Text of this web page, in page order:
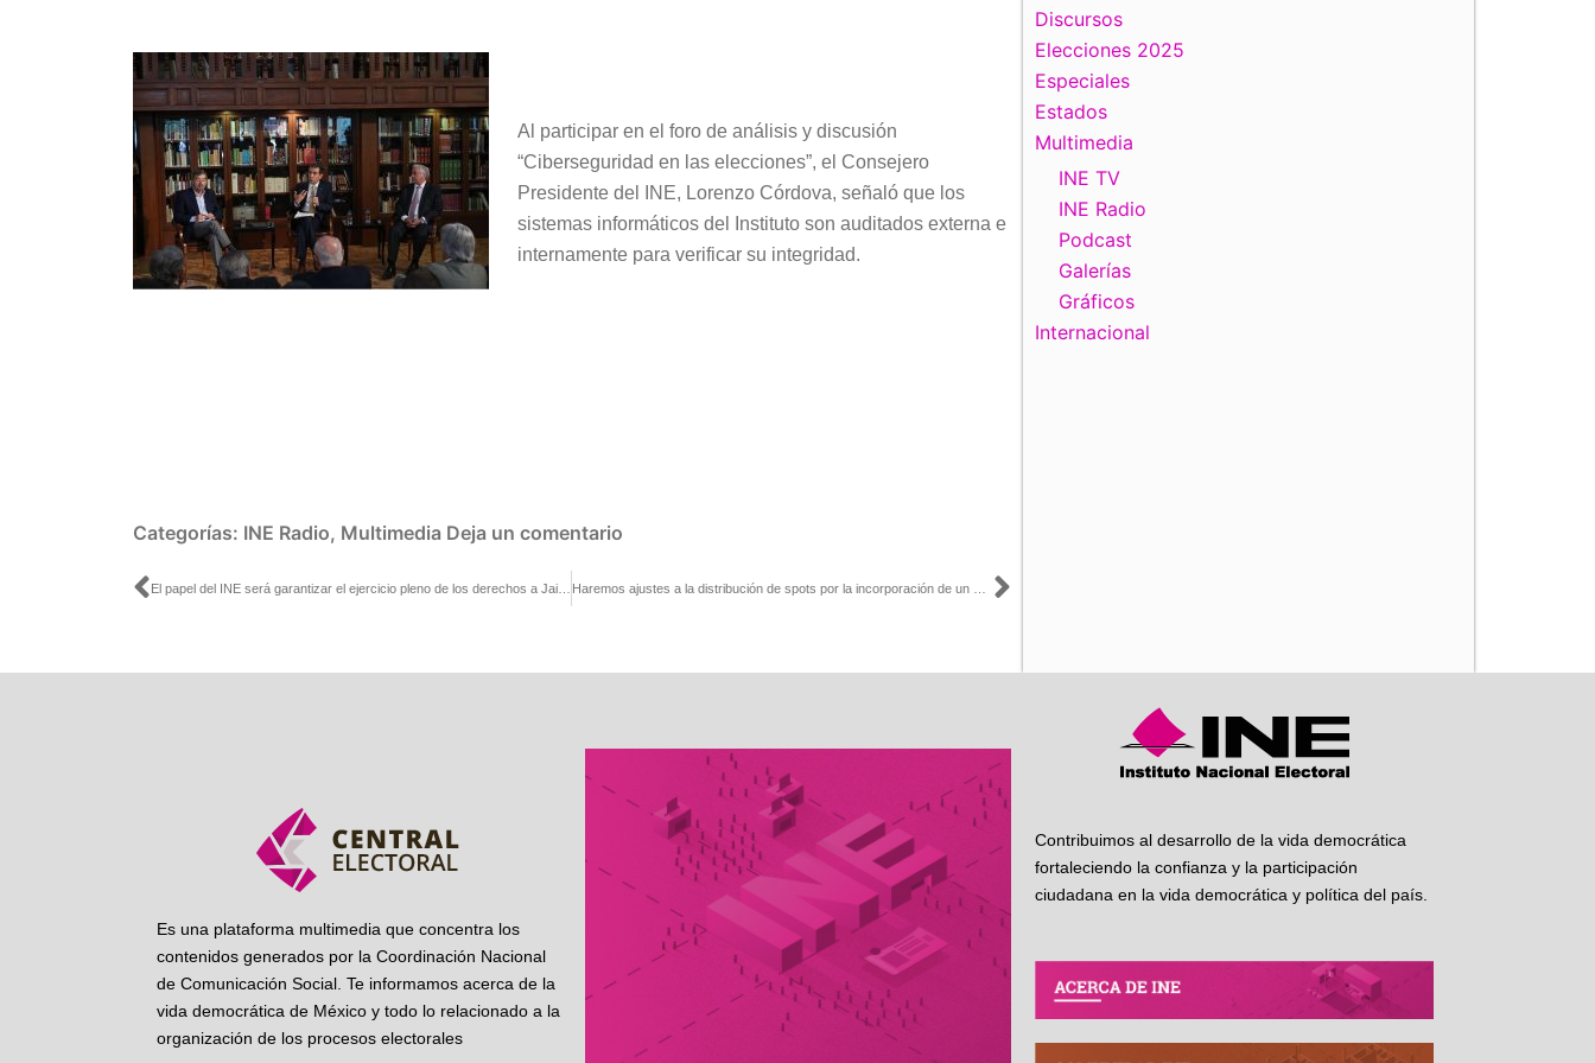
o
disminuir
Al participar en el foro de análisis y discusión
“Ciberseguridad en las elecciones”, el Consejero
Presidente del INE, Lorenzo Córdova, señaló que los
sistemas informáticos del Instituto son auditados externa e
internamente para verificar su integridad.
Categorías: INE Radio, Multimedia Deja un comentario
Ant Siguiente
Discursos
Elecciones 2025
Especiales
Estados
Multimedia
INE TV
INE Radio
Podcast
Galerías
Gráficos
Internacional
Es una plataforma multimedia que concentra los
contenidos generados por la Coordinación Nacional
de Comunicación Social. Te informamos acerca de la
vida democrática de México y todo lo relacionado a la
organización de los procesos electorales
Contribuimos al desarrollo de la vida democrática
fortaleciendo la confianza y la participación
ciudadana en la vida democrática y política del país.